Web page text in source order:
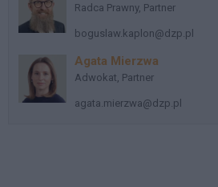
Radca Prawny, Partner
boguslaw.kaplon@dzp.pl
Agata Mierzwa
Adwokat, Partner
agata.mierzwa@dzp.pl